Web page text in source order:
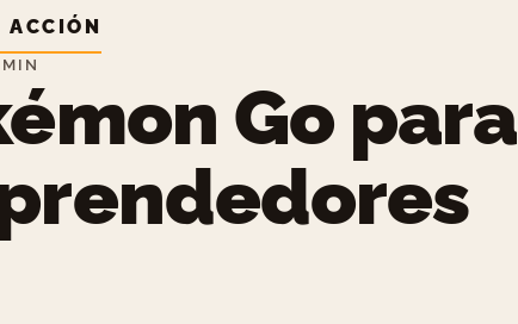
ACCIÓN
Go para